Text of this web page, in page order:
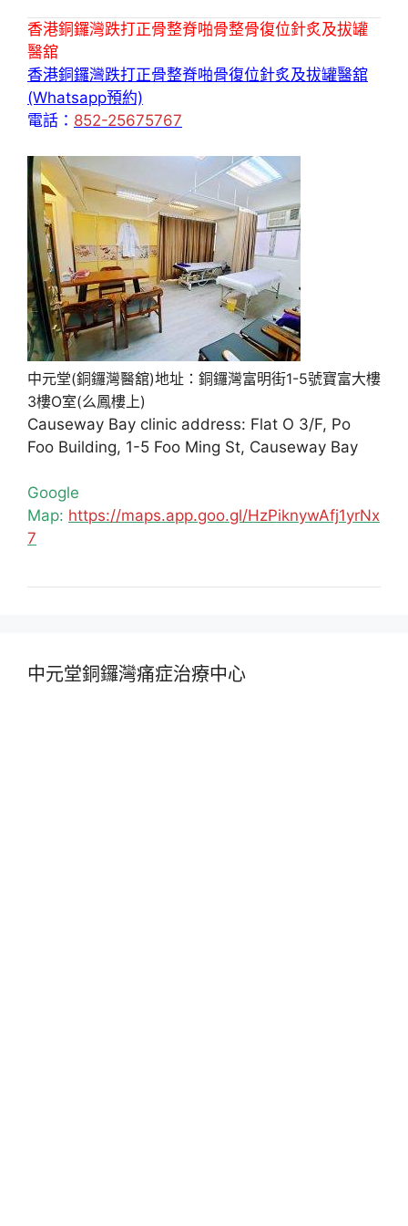
香港銅鑼灣跌打正骨整脊啪骨整骨復位針炙及拔罐
醫舘
香港銅鑼灣跌打正骨整脊啪骨復位針炙及拔罐醫舘
(Whatsapp預約)
電話： 852-25675767
中元堂(銅鑼灣醫舘)地址：銅鑼灣富明街1-5號寶富大樓
3樓O室(么鳳樓上)
Causeway Bay clinic address: Flat O 3/F, Po
Foo Building, 1-5 Foo Ming St, Causeway Bay
Google
Map: https://maps.app.goo.gl/HzPiknywAfj1yrNx
7
中元堂銅鑼灣痛症治療中心